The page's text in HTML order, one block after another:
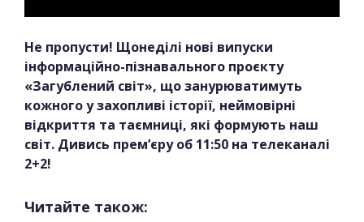
Не пропусти! Щонеділі нові випуски
інформаційно-пізнавального проєкту
«Загублений світ», що занурюватимуть
кожного у захопливі історії, неймовірні
відкриття та таємниці, які формують наш
світ. Дивись прем’єру об 11:50 на телеканалі
2+2!
Читайте також: